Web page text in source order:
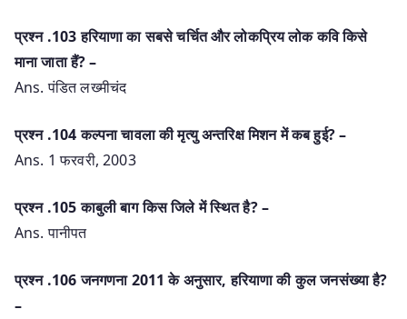
प्रश्‍न .103 हरियाणा का सबसे चर्चित और लोकप्रिय लोक कवि किसे
माना जाता हैं? –
Ans. पंडित लख्मीचंद
प्रश्‍न .104 कल्पना चावला की मृत्यु अन्तरिक्ष मिशन में कब हुई? –
Ans. 1 फरवरी, 2003
प्रश्‍न .105 काबुली बाग किस जिले में स्थित है? –
Ans. पानीपत
प्रश्‍न .106 जनगणना 2011 के अनुसार, हरियाणा की कुल जनसंख्या है?
–